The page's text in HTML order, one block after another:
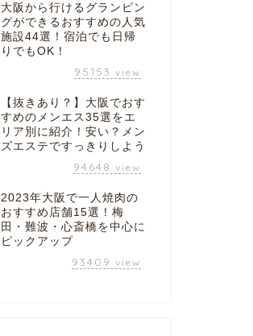
大阪から行けるグランピン
グができるおすすめの人気
施設44選！宿泊でも日帰
りでもOK！
95153 view
【抜きあり？】大阪でおす
すめのメンエス35選をエ
リア別に紹介！安い？メン
ズエステですっきりしよう
94648 view
2023年大阪で一人焼肉の
おすすめ店舗15選！梅
田・難波・心斎橋を中心に
ピックアップ
93409 view